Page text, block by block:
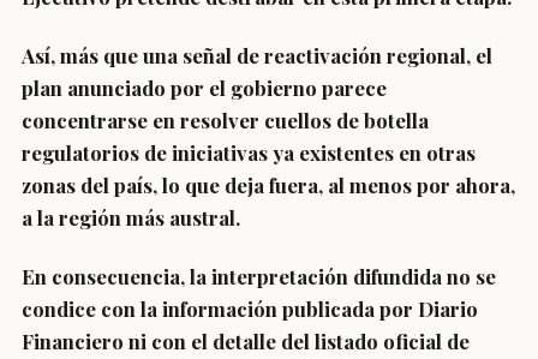
Así, más que una señal de reactivación regional, el
plan anunciado por el gobierno parece
concentrarse en resolver cuellos de botella
regulatorios de iniciativas ya existentes en otras
zonas del país, lo que deja fuera, al menos por ahora,
a la región más austral.
En consecuencia, la interpretación difundida no se
condice con la información publicada por Diario
Financiero ni con el detalle del listado oficial de